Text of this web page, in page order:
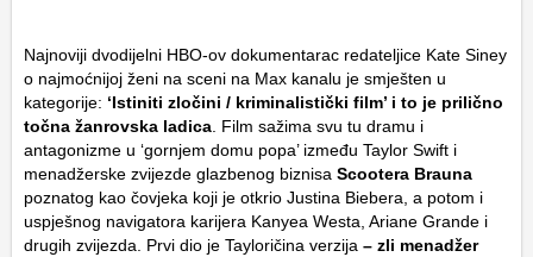
Najnoviji dvodijelni HBO-ov dokumentarac redateljice Kate Siney
o najmoćnijoj ženi na sceni na Max kanalu je smješten u
kategorije: ‘Istiniti zločini / kriminalistički film’ i to je prilično
točna žanrovska ladica . Film sažima svu tu dramu i
antagonizme u ‘gornjem domu popa’ između Taylor Swift i
menadžerske zvijezde glazbenog biznisa Scootera Brauna
poznatog kao čovjeka koji je otkrio Justina Biebera, a potom i
uspješnog navigatora karijera Kanyea Westa, Ariane Grande i
drugih zvijezda. Prvi dio je Tayloričina verzija – zli menadžer